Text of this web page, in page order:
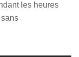
les heures